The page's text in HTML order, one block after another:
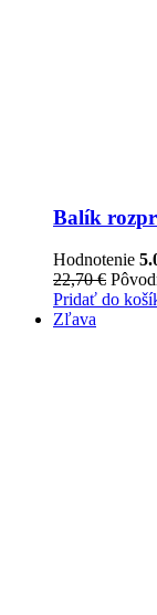
Balík
Hodnotenie
22,70€
Pridať do
Zľava